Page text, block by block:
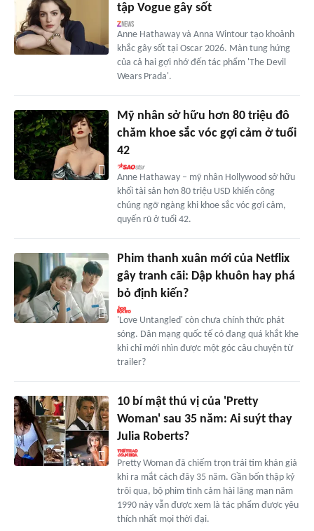
tập Vogue gây sốt
Anne Hathaway và Anna Wintour tạo khoảnh
khắc gây sốt tại Oscar 2026. Màn tung hứng
của cả hai gợi nhớ đến tác phẩm 'The Devil
Wears Prada'.
Mỹ nhân sở hữu hơn 80 triệu đô
chăm khoe sắc vóc gợi cảm ở tuổi
42
Anne Hathaway – mỹ nhân Hollywood sở hữu
khối tài sản hơn 80 triệu USD khiến công
chúng ngỡ ngàng khi khoe sắc vóc gợi cảm,
quyến rũ ở tuổi 42.
Phim thanh xuân mới của Netflix
gây tranh cãi: Dập khuôn hay phá
bỏ định kiến?
'Love Untangled' còn chưa chính thức phát
sóng. Dân mạng quốc tế có đang quá khắt khe
khi chỉ mới nhìn được một góc câu chuyện từ
trailer?
10 bí mật thú vị của 'Pretty
Woman' sau 35 năm: Ai suýt thay
Julia Roberts?
Pretty Woman đã chiếm trọn trái tim khán giả
khi ra mắt cách đây 35 năm. Gần bốn thập kỷ
trôi qua, bộ phim tình cảm hài lãng mạn năm
1990 này vẫn được xem là tác phẩm được yêu
thích nhất mọi thời đại.